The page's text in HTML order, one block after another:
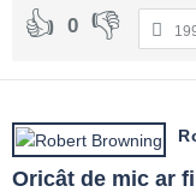
0
Oricât de mic ar